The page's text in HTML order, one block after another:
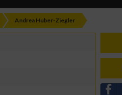
Andrea Huber-Ziegler